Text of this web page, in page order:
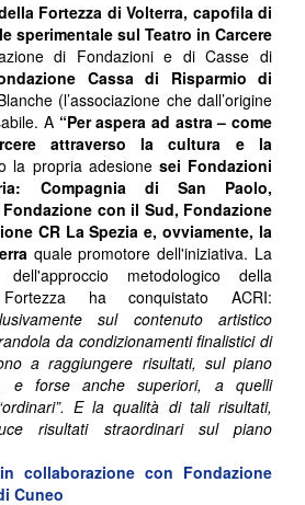
Fortezza di Volterra, capofila di
sperimentale sul Teatro in Carcere
di Fondazioni e di Casse di
Cassa di Risparmio di
(l’associazione che dall’origine
A“Per aspera ad astra – come
attraverso la cultura e la
la propria adesione sei Fondazioni
Compagnia di San Paolo,
con il Sud, Fondazione
CR La Spezia e, ovviamente, la
quale promotore dell'iniziativa. La
metodologico della
ha conquistato ACRI:
sul contenuto artistico
da condizionamenti finalistici di
a raggiungere risultati, sul piano
e forse anche superiori, a quelli
E la qualità di tali risultati,
risultati straordinari sul piano
collaborazione con Fondazione
Cuneo